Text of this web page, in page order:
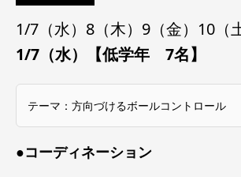
1/7（水）8（木）9（金）10（
1/7（水）【低学年 7名】
テーマ：方向づけるボールコントロール
●コーディネーション